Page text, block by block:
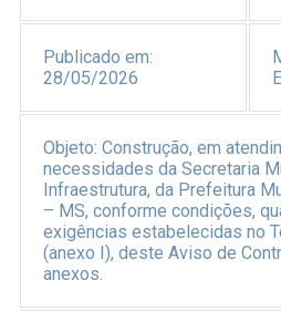
Publicado em:
28/05/2026
Objeto: Construção, em
necessidades da Secretaria
Infraestrutura, da Prefeitura
– MS, conforme condições,
exigências estabelecidas no
(anexo I), deste Aviso de
anexos.